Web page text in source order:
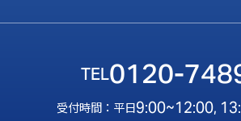
0120-
受付時間：平日9:00~12:00,